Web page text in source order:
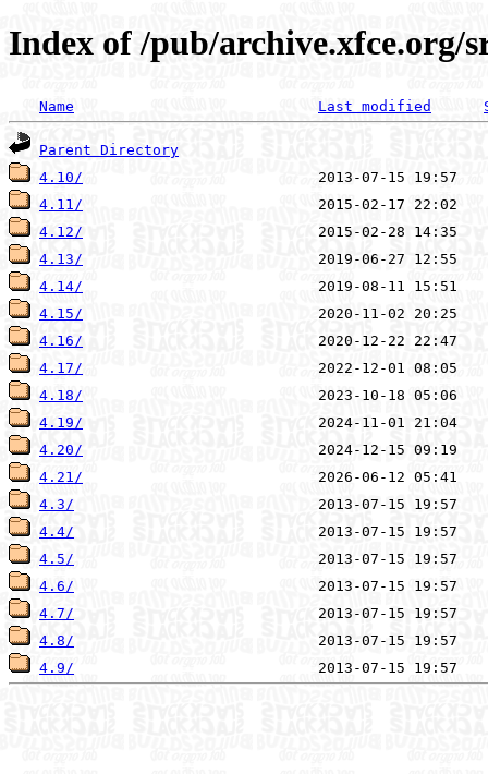
Index of /pub/archive.xfce.org/
Name Last modified
Parent Directory
4.10/
4.11/
4.12/
4.13/
4.14/
4.15/
4.16/
4.17/
4.18/
4.19/
4.20/
4.21/
4.3/
4.4/
4.5/
4.6/
4.7/
4.8/
4.9/